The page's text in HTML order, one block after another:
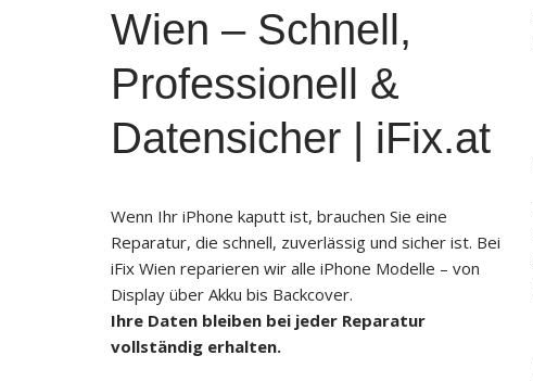
Wien – Schnell,
Professionell &
Datensicher | iFix.at
Wenn Ihr iPhone kaputt ist, brauchen Sie eine
Reparatur, die schnell, zuverlässig und sicher ist. Bei
iFix Wien reparieren wir alle iPhone Modelle – von
Display über Akku bis Backcover.
Ihre Daten bleiben bei jeder Reparatur
vollständig erhalten.